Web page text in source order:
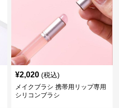
¥2,020 (税込)
メイクブラシ 携帯用リップ専用
シリコンブラシ